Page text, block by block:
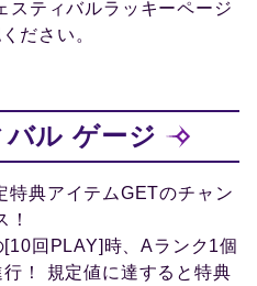
ティバルラッキーページ
ださい。
ル ゲージ
特典アイテムGETのチャン
！
回PLAY]時、Aランク1個
！ 規定値に達すると特典